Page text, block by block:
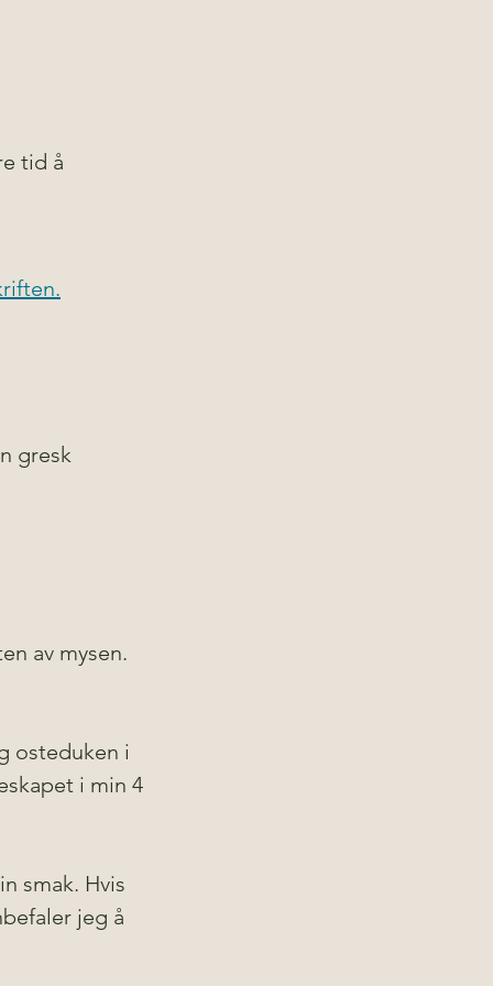
tid å
gresk
av mysen.
osteduken i
i min 4
smak. Hvis
jeg å